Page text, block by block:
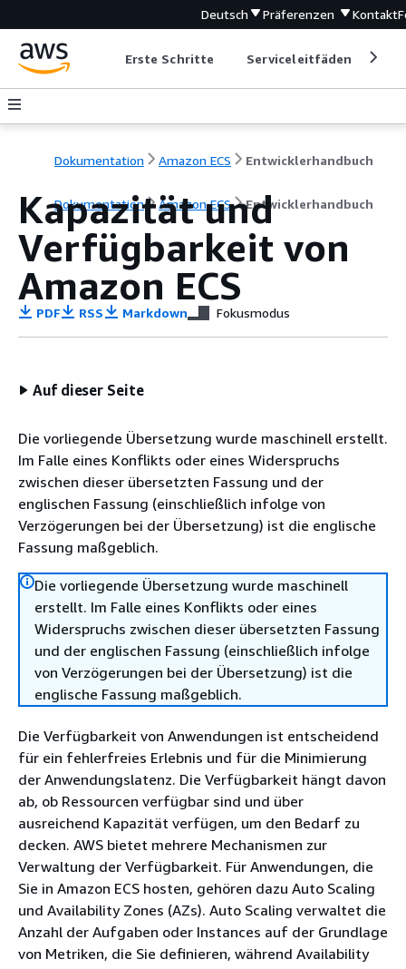
Deutsch Präferenzen Kontakt
Erste Schritte Serviceleitfäden
Dokumentation Amazon ECS Entwicklerhandbuch
Dokumentation Amazon ECS Entwicklerhandbuch
Kapazität und
Verfügbarkeit von
Amazon ECS
PDF RSS Markdown Fokusmodus
Auf dieser Seite
Die vorliegende Übersetzung wurde maschinell erstellt.
Im Falle eines Konflikts oder eines Widerspruchs
zwischen dieser übersetzten Fassung und der
englischen Fassung (einschließlich infolge von
Verzögerungen bei der Übersetzung) ist die englische
Fassung maßgeblich.
Die vorliegende Übersetzung wurde maschinell
erstellt. Im Falle eines Konflikts oder eines
Widerspruchs zwischen dieser übersetzten Fassung
und der englischen Fassung (einschließlich infolge
von Verzögerungen bei der Übersetzung) ist die
englische Fassung maßgeblich.
Die Verfügbarkeit von Anwendungen ist entscheidend
für ein fehlerfreies Erlebnis und für die Minimierung
der Anwendungslatenz. Die Verfügbarkeit hängt davon
ab, ob Ressourcen verfügbar sind und über
ausreichend Kapazität verfügen, um den Bedarf zu
decken. AWS bietet mehrere Mechanismen zur
Verwaltung der Verfügbarkeit. Für Anwendungen, die
Sie in Amazon ECS hosten, gehören dazu Auto Scaling
und Availability Zones (AZs). Auto Scaling verwaltet die
Anzahl der Aufgaben oder Instances auf der Grundlage
von Metriken, die Sie definieren, während Availability